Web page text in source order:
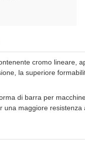
cromo lineare,
la superiore
di barra per
maggiore resistenza